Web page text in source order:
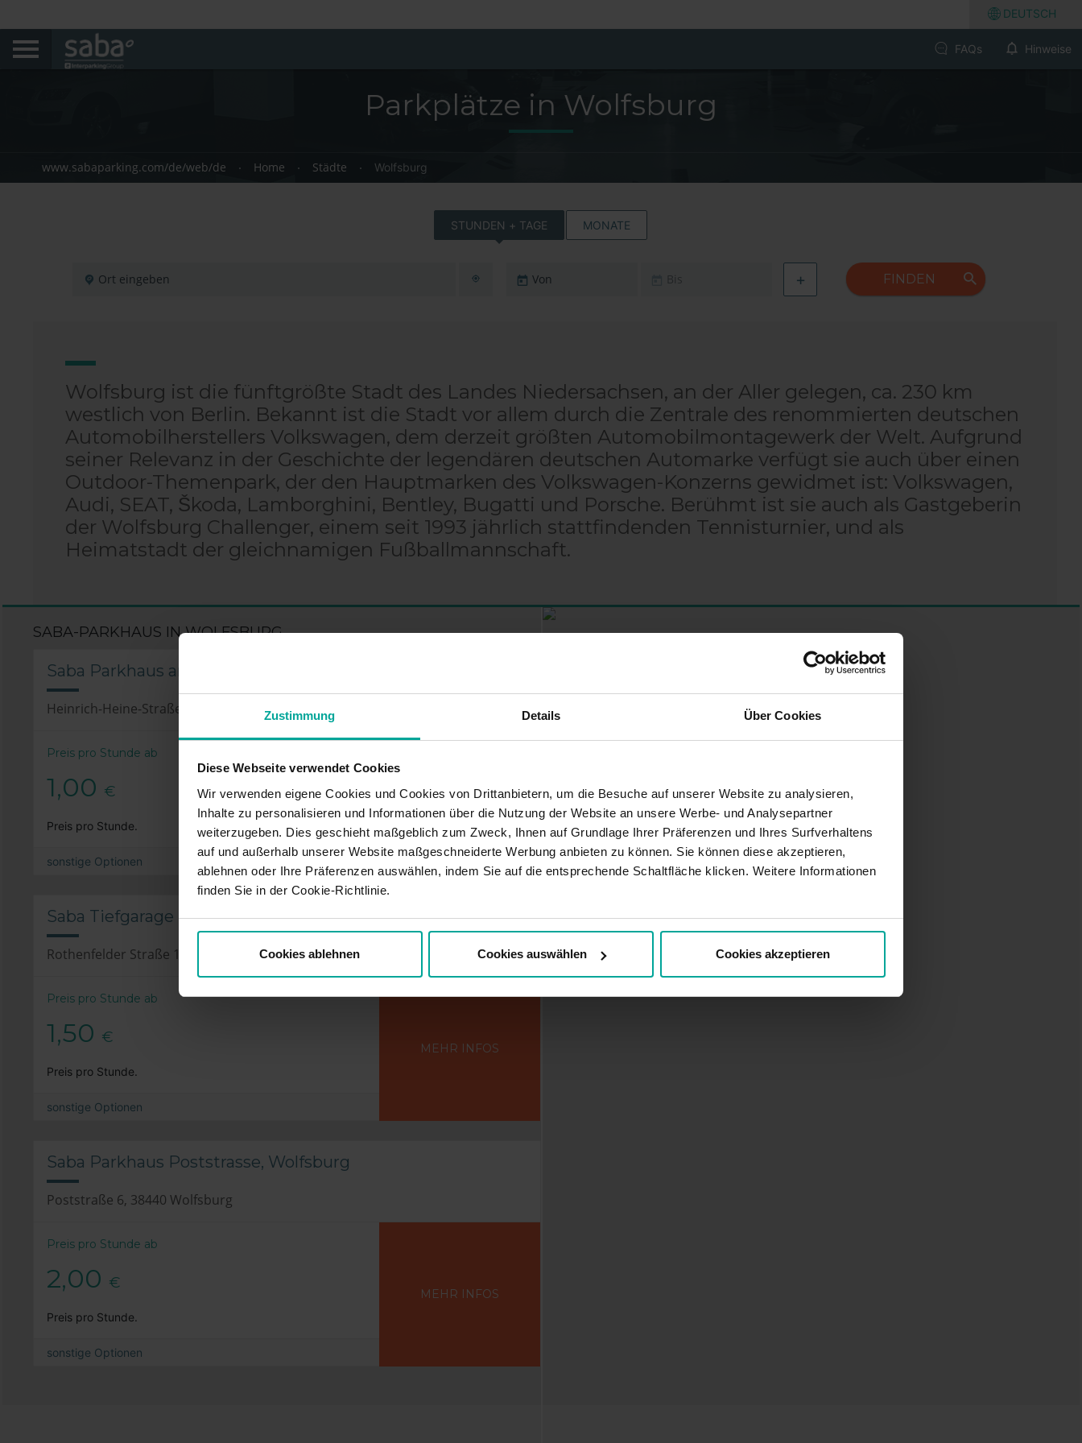
Zustimmung Details Über Cookies
Diese Webseite verwendet Cookies
Wir verwenden eigene Cookies und Cookies von Drittanbietern, um die Besuche auf unserer Website zu analysieren,
Inhalte zu personalisieren und Informationen über die Nutzung der Website an unsere Werbe- und Analysepartner
weiterzugeben. Dies geschieht maßgeblich zum Zweck, Ihnen auf Grundlage Ihrer Präferenzen und Ihres Surfverhaltens
auf und außerhalb unserer Website maßgeschneiderte Werbung anbieten zu können. Sie können diese akzeptieren,
ablehnen oder Ihre Präferenzen auswählen, indem Sie auf die entsprechende Schaltfläche klicken. Weitere Informationen
finden Sie in der Cookie-Richtlinie.
Cookies ablehnen Cookies auswählen Cookies akzeptieren
DEUTSCH
FAQs Hinweise
Parkplätze in Wolfsburg
www.sabaparking.com/de/web/de Home Städte Wolfsburg
STUNDEN + TAGE MONATE
+ FINDEN
Wolfsburg ist die fünftgrößte Stadt des Landes Niedersachsen, an der Aller gelegen, ca. 230 km
westlich von Berlin. Bekannt ist die Stadt vor allem durch die Zentrale des renommierten deutschen
Automobilherstellers Volkswagen, dem derzeit größten Automobilmontagewerk der Welt. Aufgrund
seiner Relevanz in der Geschichte der legendären deutschen Automarke verfügt sie auch über einen
Outdoor-Themenpark, der den Hauptmarken des Volkswagen-Konzerns gewidmet ist: Volkswagen,
Audi, SEAT, Škoda, Lamborghini, Bentley, Bugatti und Porsche. Berühmt ist sie auch als Gastgeberin
der Wolfsburg Challenger, einem seit 1993 jährlich stattfindenden Tennisturnier, und als
Heimatstadt der gleichnamigen Fußballmannschaft.
SABA-PARKHAUS IN WOLFSBURG
Saba Parkhaus am Congresspark, Wolfsburg
Heinrich-Heine-Straße 34A, , 38440 Wolfsburg
Preis pro Stunde ab
1,00 €
Preis pro Stunde.
MEHR INFOS
sonstige Optionen
Saba Tiefgarage Rothenfelder Str., Wolfsburg
Rothenfelder Straße 12a, 38440 Wolfsburg
Preis pro Stunde ab
1,50 €
Preis pro Stunde.
MEHR INFOS
sonstige Optionen
Saba Parkhaus Poststrasse, Wolfsburg
Poststraße 6, 38440 Wolfsburg
Preis pro Stunde ab
2,00 €
Preis pro Stunde.
MEHR INFOS
sonstige Optionen